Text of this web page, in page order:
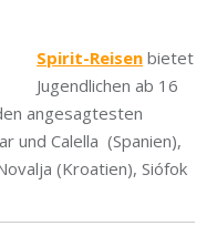
Spirit-Reisen bietet
Jugendlichen ab 16
angesagtesten
und Calella (Spanien),
(Kroatien), Siófok